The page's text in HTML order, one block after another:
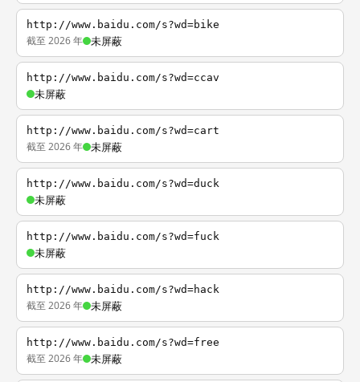
http://www.baidu.com/s?wd=bike
截至 2026 年 未屏蔽
http://www.baidu.com/s?wd=ccav
未屏蔽
http://www.baidu.com/s?wd=cart
截至 2026 年 未屏蔽
http://www.baidu.com/s?wd=duck
未屏蔽
http://www.baidu.com/s?wd=fuck
未屏蔽
http://www.baidu.com/s?wd=hack
截至 2026 年 未屏蔽
http://www.baidu.com/s?wd=free
截至 2026 年 未屏蔽